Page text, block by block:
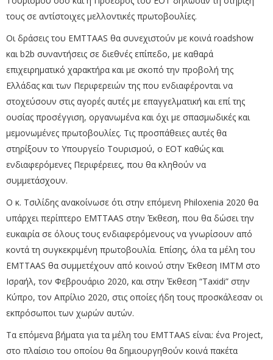
τους σε αντίστοιχες μελλοντικές πρωτοβουλίες.
Οι δράσεις του EMTTAAS θα συνεχιστούν με κοινά roadshow
και b2b συναντήσεις σε διεθνές επίπεδο, με καθαρά
επιχειρηματικό χαρακτήρα και με σκοπό την προβολή της
Ελλάδας και των Περιφερειών της που ενδιαφέρονται να
στοχεύσουν στις αγορές αυτές με επαγγελματική και επί της
ουσίας προσέγγιση, οργανωμένα και όχι με σπασμωδικές και
μεμονωμένες πρωτοβουλίες. Τις προσπάθειες αυτές θα
στηρίξουν το Υπουργείο Τουρισμού, ο ΕΟΤ καθώς και
ενδιαφερόμενες Περιφέρειες, που θα κληθούν να
συμμετάσχουν.
Ο κ. Τσιλίδης ανακοίνωσε ότι στην επόμενη Philoxenia 2020 θα
υπάρχει περίπτερο EMTTAAS στην Έκθεση, που θα δώσει την
ευκαιρία σε όλους τους ενδιαφερόμενους να γνωρίσουν από
κοντά τη συγκεκριμένη πρωτοβουλία. Επίσης, όλα τα μέλη του
EMTTAAS θα συμμετέχουν από κοινού στην Έκθεση ΙΜΤΜ στο
Ισραήλ, τον Φεβρουάριο 2020, και στην Έκθεση “Taxidi” στην
Κύπρο, τον Απρίλιο 2020, στις οποίες ήδη τους προσκάλεσαν οι
εκπρόσωποι των χωρών αυτών.
Τα επόμενα βήματα για τα μέλη του EMTTAAS είναι: ένα Project,
στο πλαίσιο του οποίου θα δημιουργηθούν κοινά πακέτα